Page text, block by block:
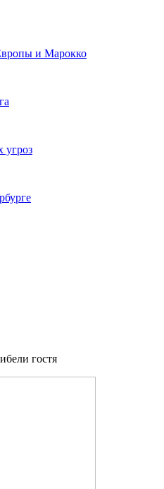
и Марокко
угроз
гостя